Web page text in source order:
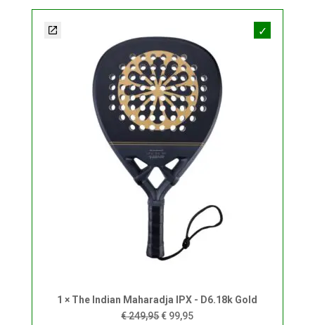
1 × The Indian Maharadja IPX - D6.18k Gold
€249,95Oorspronkelijke
€ 99,95Huidige